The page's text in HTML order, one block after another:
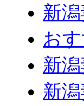
新
お
新
新